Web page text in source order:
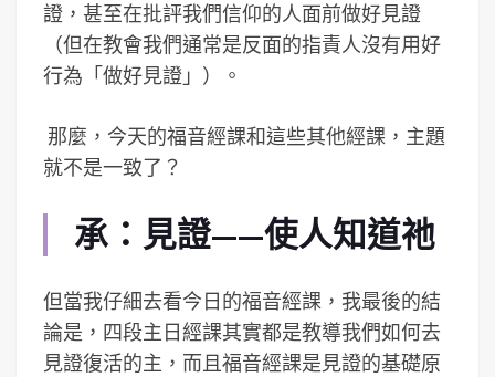
證，甚至在批評我們信仰的人面前做好見證
（但在教會我們通常是反面的指責人沒有用好
行為「做好見證」）。
那麼，今天的福音經課和這些其他經課，主題
就不是一致了？
承：見證——使人知道祂
但當我仔細去看今日的福音經課，我最後的結
論是，四段主日經課其實都是教導我們如何去
見證復活的主，而且福音經課是見證的基礎原